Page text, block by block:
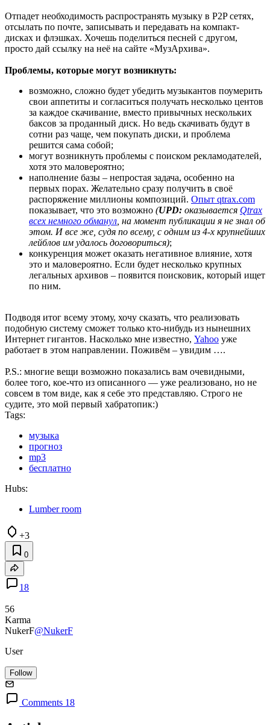
Отпадет необходимость распространять музыку в P2P сетях,
отсылать по почте, записывать и передавать на компакт-
дисках и флэшках. Хочешь поделиться песней с другом,
просто дай ссылку на неё на сайте «МузАрхива».
Проблемы, которые могут возникнуть:
возможно, сложно будет убедить музыкантов поумерить
свои аппетиты и согласиться получать несколько центов
за каждое скачивание, вместо привычных нескольких
баксов за проданный диск. Но ведь скачивать будут в
сотни раз чаще, чем покупать диски, и проблема
решится сама собой;
могут возникнуть проблемы с поиском рекламодателей,
хотя это маловероятно;
наполнение базы – непростая задача, особенно на
первых порах. Желательно сразу получить в своё
распоряжение миллионы композиций. Опыт qtrax.com
показывает, что это возможно (UPD: оказывается Qtrax
всех немного обманул , на момент публикации я не знал об
этом. И все же, судя по всему, с одним из 4-х крупнейших
лейблов им удалось договориться);
конкуренция может оказать негативное влияние, хотя
это и маловероятно. Если будет несколько крупных
легальных архивов – появится поисковик, который ищет
по ним.
Подводя итог всему этому, хочу сказать, что реализовать
подобную систему сможет только кто-нибудь из нынешних
Интернет гигантов. Насколько мне известно, Yahoo уже
работает в этом направлении. Поживём – увидим ….
P.S.: многие вещи возможно показались вам очевидными,
более того, кое-что из описанного — уже реализовано, но не
совсем в том виде, как я себе это представляю. Строго не
судите, это мой первый хабратопик:)
Tags:
музыка
прогноз
mp3
бесплатно
Hubs:
Lumber room
+3
0
18
56
Karma
NukerF@NukerF
User
Follow
Comments 18